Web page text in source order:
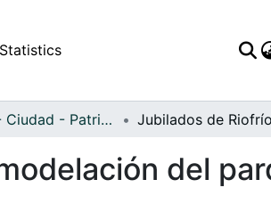
APFFVC - Ciudad - Patrimonial
del